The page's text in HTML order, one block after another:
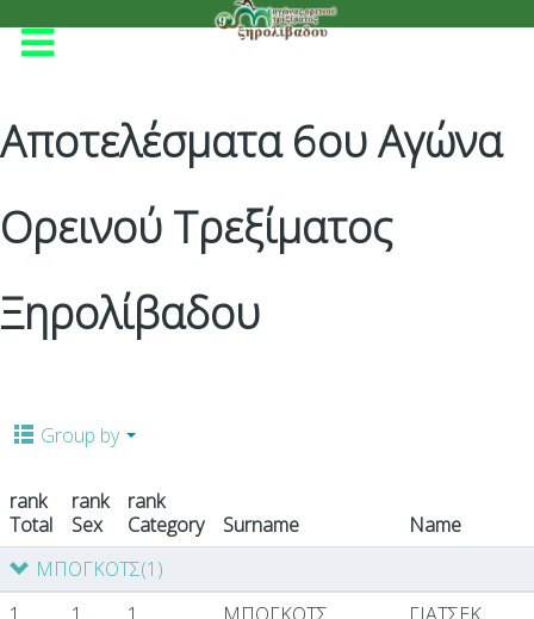
Αποτελέσματα 6ου Αγώνα
Ορεινού Τρεξίματος
Ξηρολίβαδου
Group by
rank
Total
rank
Sex
rank
Category
Surname
Name
ΜΠΟΓΚΟΤΣ(1)